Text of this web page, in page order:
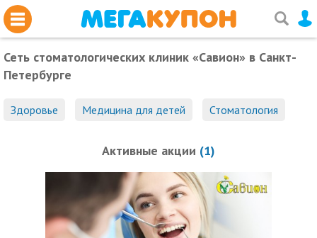
Сеть стоматологических клиник «Савион» в Санкт-
Петербурге
Здоровье Медицина для детей Стоматология
Активные акции (1)